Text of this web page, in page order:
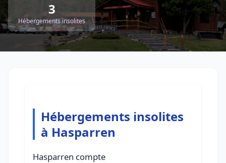
3
Hébergements insolites
Hébergements insolites
à Hasparren
Hasparren compte